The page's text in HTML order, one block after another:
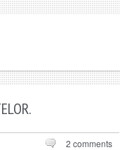
2 comments